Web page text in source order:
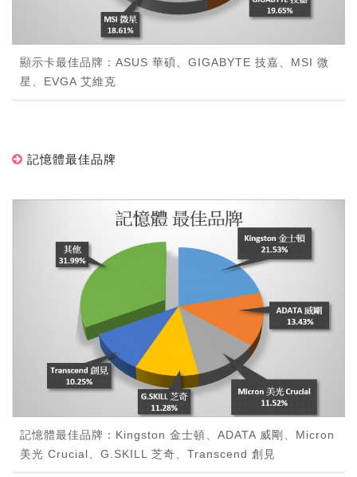
顯示卡最佳品牌：ASUS 華碩、GIGABYTE 技嘉、MSI 微
星、EVGA 艾維克
記憶體最佳品牌
記憶體最佳品牌：Kingston 金士頓、ADATA 威剛、Micron
美光 Crucial、G.SKILL 芝奇、Transcend 創見